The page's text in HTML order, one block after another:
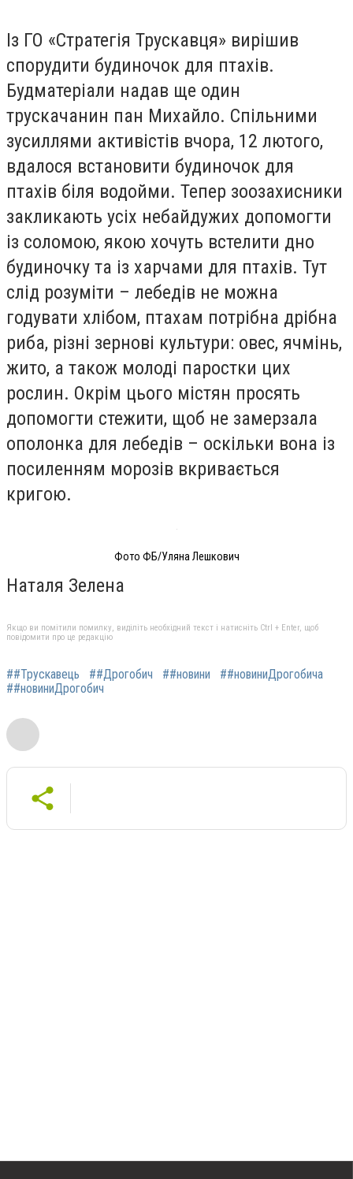
Із ГО «Стратегія Трускавця» вирішив
спорудити будиночок для птахів.
Будматеріали надав ще один
трускачанин пан Михайло. Спільними
зусиллями активістів вчора, 12 лютого,
вдалося встановити будиночок для
птахів біля водойми. Тепер зоозахисники
закликають усіх небайдужих допомогти
із соломою, якою хочуть встелити дно
будиночку та із харчами для птахів. Тут
слід розуміти – лебедів не можна
годувати хлібом, птахам потрібна дрібна
риба, різні зернові культури: овес, ячмінь,
жито, а також молоді паростки цих
рослин. Окрім цього містян просять
допомогти стежити, щоб не замерзала
ополонка для лебедів – оскільки вона із
посиленням морозів вкривається
кригою.
Фото ФБ/Уляна Лешкович
Наталя Зелена
Якщо ви помітили помилку, виділіть необхідний текст і натисніть Ctrl + Enter, щоб
повідомити про це редакцію
##Трускавець ##Дрогобич ##новини
##новиниДрогобича
##новиниДрогобич